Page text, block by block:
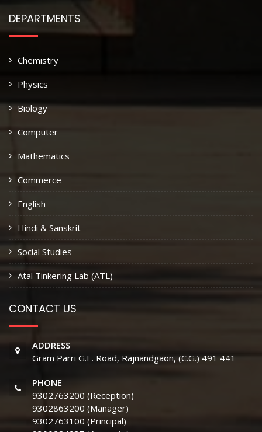
DEPARTMENTS
Chemistry
Physics
Biology
Computer
Mathematics
Commerce
English
Hindi & Sanskrit
Social Studies
Atal Tinkering Lab (ATL)
CONTACT US
ADDRESS
Gram Parri G.E. Road, Rajnandgaon, (C.G.) 491 441
PHONE
9302763200 (Reception)
9302863200 (Manager)
9302763100 (Principal)